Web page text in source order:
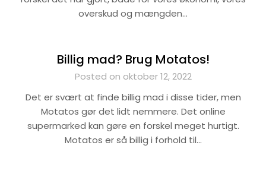
overskud og mængden…
Billig mad? Brug Motatos!
Posted on oktober 12, 2022
Det er svært at finde billig mad i disse tider, men
Motatos gør det lidt nemmere. Det online
supermarked kan gøre en forskel meget hurtigt.
Motatos er så billig i forhold til…